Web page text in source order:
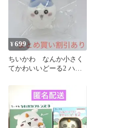
¥699
ちいかわ なんか小さく
てかわいいどーる2 ハチ